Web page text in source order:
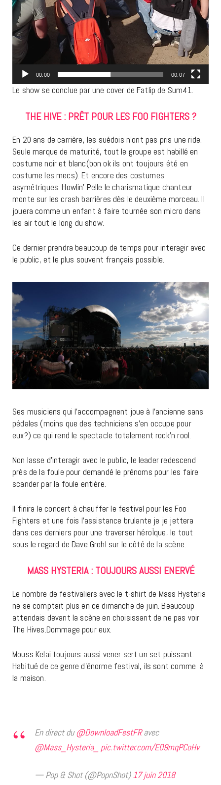
00:00 00:07
Le show se conclue par une cover de Fatlip de Sum41.
THE HIVE : PRÊT POUR LES FOO FIGHTERS ?
En 20 ans de carrière, les suédois n’ont pas pris une ride.
Seule marque de maturité, tout le groupe est habillé en
costume noir et blanc(bon ok ils ont toujours été en
costume les mecs). Et encore des costumes
asymétriques. Howlin’ Pelle le charismatique chanteur
monte sur les crash barrières dès le deuxième morceau. Il
jouera comme un enfant à faire tournée son micro dans
les air tout le long du show.
Ce dernier prendra beaucoup de temps pour interagir avec
le public, et le plus souvent français possible.
Ses musiciens qui l’accompagnent joue à l’ancienne sans
pédales (moins que des techniciens s’en occupe pour
eux?) ce qui rend le spectacle totalement rock’n rool.
Non lasse d’interagir avec le public, le leader redescend
près de la foule pour demandé le prénoms pour les faire
scander par la foule entière.
Il finira le concert à chauffer le festival pour les Foo
Fighters et une fois l’assistance brulante je je jettera
dans ces derniers pour une traverser héroÏque, le tout
sous le regard de Dave Grohl sur le côté de la scène.
MASS HYSTERIA : TOUJOURS AUSSI ENERVÉ
Le nombre de festivaliers avec le t-shirt de Mass Hysteria
ne se comptait plus en ce dimanche de juin. Beaucoup
attendais devant la scène en choisissant de ne pas voir
The Hives.Dommage pour eux.
Mouss Kelai toujours aussi vener sert un set puissant.
Habitué de ce genre d’énorme festival, ils sont comme à
la maison.
En direct du@DownloadFestFRavec
@Mass_Hysteria_
pic.twitter.com/E09mqPCoHv
— Pop & Shot (@PopnShot)17 juin 2018